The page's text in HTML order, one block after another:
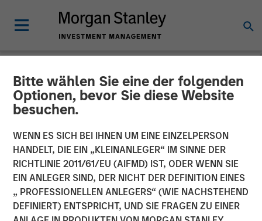
Bitte wählen Sie eine der folgenden
Optionen, bevor Sie diese Website
besuchen.
WENN ES SICH BEI IHNEN UM EINE EINZELPERSON
HANDELT, DIE EIN „KLEINANLEGER“ IM SINNE DER
RICHTLINIE 2011/61/EU (AIFMD) IST, ODER WENN SIE
EIN ANLEGER SIND, DER NICHT DER DEFINITION EINES
„ PROFESSIONELLEN ANLEGERS“ (WIE NACHSTEHEND
DEFINIERT) ENTSPRICHT, UND SIE FRAGEN ZU EINER
INSIGHTS
Video: Fundamentaldaten,
Kapitalflüsse und Chancen
bei Anleihen der
Schwellenländer